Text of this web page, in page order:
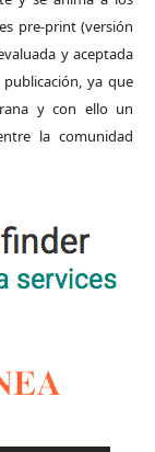
pre-print (versión
y aceptada
ya que
y con ello un
la comunidad